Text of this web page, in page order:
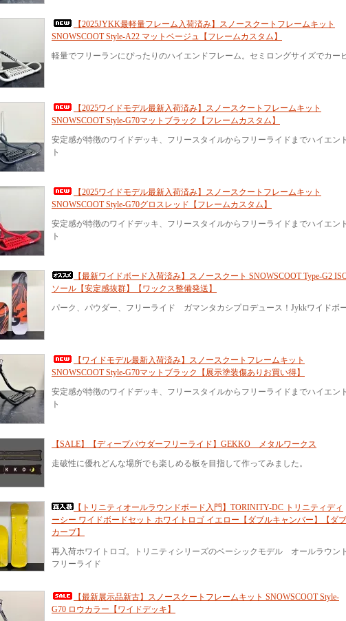
【2025JYKK最軽量フレーム入荷済み】スノースクートフレームキット
SNOWSCOOT Style-A22 マットベージュ【フレームカスタム】
軽量でフリーランにぴったりのハイエンドフレーム。セミロングサイズでカー
【2025ワイドモデル最新入荷済み】スノースクートフレームキット
SNOWSCOOT Style-G70マットブラック【フレームカスタム】
安定感が特徴のワイドデッキ、フリースタイルからフリーライドまでハイエン
ト
【2025ワイドモデル最新入荷済み】スノースクートフレームキット
SNOWSCOOT Style-G70グロスレッド【フレームカスタム】
安定感が特徴のワイドデッキ、フリースタイルからフリーライドまでハイエン
ト
【最新ワイドボード入荷済み】スノースクート SNOWSCOOT Type-G2
ソール【安定感抜群】【ワックス整備発送】
パーク、パウダー、フリーライド ガマンタカシプロデュース！Jykkワイドボー
【ワイドモデル最新入荷済み】スノースクートフレームキット
SNOWSCOOT Style-G70マットブラック【展示塗装傷ありお買い得】
安定感が特徴のワイドデッキ、フリースタイルからフリーライドまでハイエン
ト
【SALE】【ディープパウダーフリーライド】GEKKO メタルワークス
走破性に優れどんな場所でも楽しめる板を目指して作ってみました。
【トリニティオールラウンドボード入門】TORINITY-DC トリニティディ
ーシー ワイドボードセット ホワイトロゴ イエロー【ダブルキャンバー】【ダ
カーブ】
再入荷ホワイトロゴ。トリニティシリーズのベーシックモデル オールラウ
フリーライド
【最新展示品新古】スノースクートフレームキット SNOWSCOOT Style-
G70 ロウカラー【ワイドデッキ】